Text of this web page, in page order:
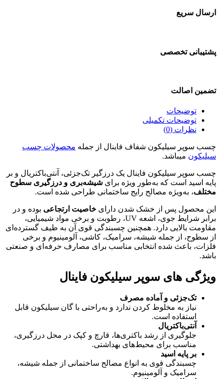
ارسال سریع
پشتیبانی تخصصی
تضمین اصالت
توضیحات
توضیحات تکمیلی
نظرات (0)
چسب سوپر سیلیکون شفاف فاینال از جمله محصولات چسب
سیلیکون میباشد.
چسب سوپر سیلیکون فاینال یک درزگیر تک‌جزئی، آنتی‌باکتریال و بر
پایه اسید است که به‌طور ویژه برای شیشه‌بری و درزگیری سطوح
مختلف، به‌ویژه مصالح رایج ساختمانی طراحی شده است.
این محصول پس از خشک شدن دارای خاصیت ارتجاعی بوده و در
برابر شرایط جوی، اشعه UV، رطوبت و برخی مواد شیمیایی،
مقاومت بالایی دارد. همچنین چسبندگی قوی آن به طیف گسترده‌ای
از سطوح، از جمله شیشه، سرامیک، کاشی، آلومینیوم و برخی
فلزات، باعث شده انتخابی مناسب برای مصارف حرفه‌ای و صنعتی
باشد.
ویژگی های سوپر سیلیکون فاینال
تک‌جزئی و آماده مصرف
نیاز به مخلوط کردن ندارد و به‌راحتی با گان سیلیکون قابل
استفاده است.
آنتی‌باکتریال
جلوگیری از رشد باکتری‌ها، قارچ و کپک در محل درزگیری،
مناسب برای محیط‌های بهداشتی.
بر پایه اسید
چسبندگی قوی به انواع مصالح ساختمانی از جمله شیشه،
سرامیک و آلومینیوم.